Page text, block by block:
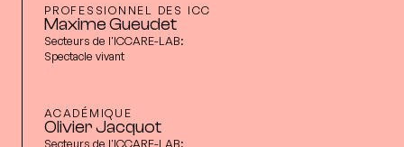
PROFESSIONNEL DES ICC
Maxime Gueudet
Secteurs de l'ICCARE-LAB:
Spectacle vivant
ACADÉMIQUE
Olivier Jacquot
Secteurs de l'ICCARE-LAB: